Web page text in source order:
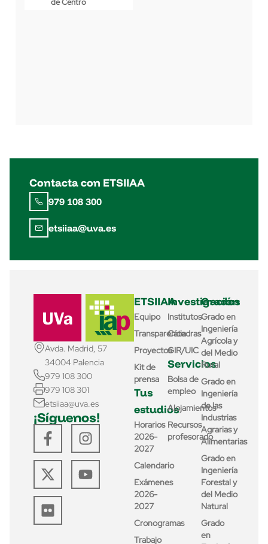
Contacta con ETSIIAA
979 108 300
etsiiaa@uva.es
Avda. Madrid, 57
34004 Palencia
979 108 300
979 108 301
etsiiaa@uva.es
¡Síguenos!
ETSIIAA
Equipo
Transparencia
Proyectos
Kit de
prensa
Tus
estudios
Horarios
2026-
2027
Calendario
Exámenes
2026-
2027
Cronogramas
Trabajo
Investigación
Institutos
Cátedras
GIR/UIC
Servicios
Bolsa de
empleo
Alojamientos
Recursos
profesorado
Grados
Grado en
Ingeniería
Agrícola y
del Medio
Rural
Grado en
Ingeniería
de las
Industrias
Agrarias y
Alimentarias
Grado en
Ingeniería
Forestal y
del Medio
Natural
Grado
en